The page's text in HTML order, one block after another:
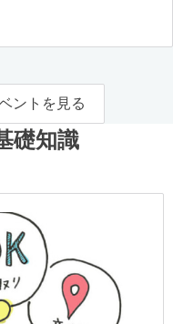
ントを見る
礎知識